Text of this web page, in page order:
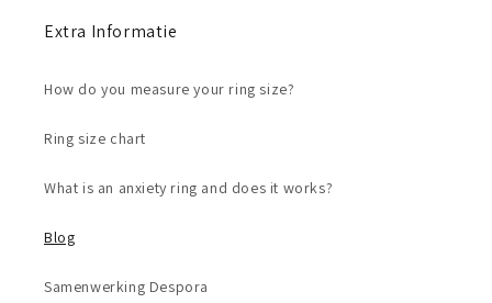
Extra Informatie
How do you measure your ring size?
Ring size chart
What is an anxiety ring and does it works?
Blog
Samenwerking Despora